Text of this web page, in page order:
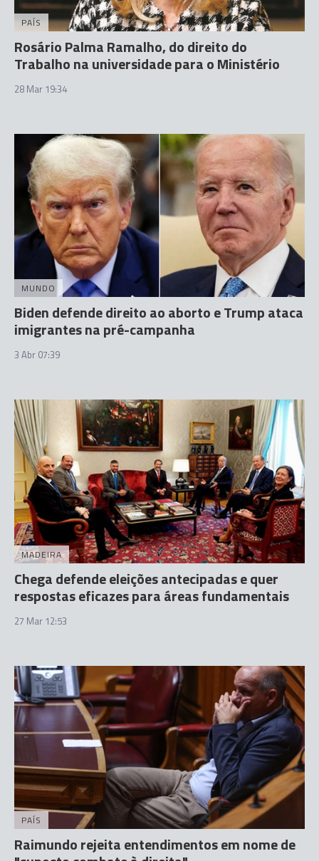
PAÍS
Rosário Palma Ramalho, do direito do
Trabalho na universidade para o Ministério
28 Mar 19:34
MUNDO
Biden defende direito ao aborto e Trump ataca
imigrantes na pré-campanha
3 Abr 07:39
MADEIRA
Chega defende eleições antecipadas e quer
respostas eficazes para áreas fundamentais
27 Mar 12:53
PAÍS
Raimundo rejeita entendimentos em nome de